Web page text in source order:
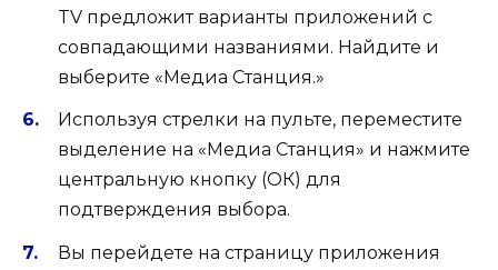
TV предложит варианты приложений с
совпадающими названиями. Найдите и
выберите «Медиа Станция.»
Используя стрелки на пульте, переместите
выделение на «Медиа Станция» и нажмите
центральную кнопку (ОК) для
подтверждения выбора.
Вы перейдете на страницу приложения